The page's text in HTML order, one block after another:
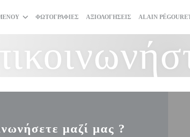
ΦΩΤΟΓΡΑΦΊΕΣ ΑΞΙΟΛΟΓΉΣΕΙΣ ALAIN
μαζί μας ?